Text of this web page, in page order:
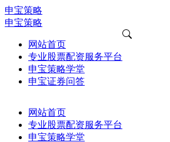
申宝策略
申宝策略
网站首页
专业股票配资服务平台
申宝策略学堂
申宝证券问答
网站首页
专业股票配资服务平台
申宝策略学堂